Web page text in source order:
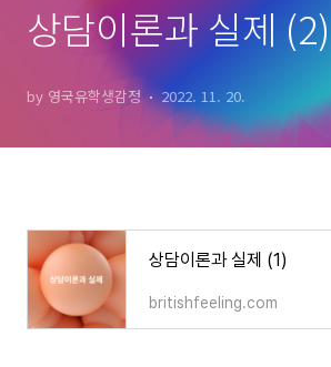
상담이론과 실제 (2)
by 영국유학생감정 2022. 11. 20.
상담이론과 실제 (1)
britishfeeling.com